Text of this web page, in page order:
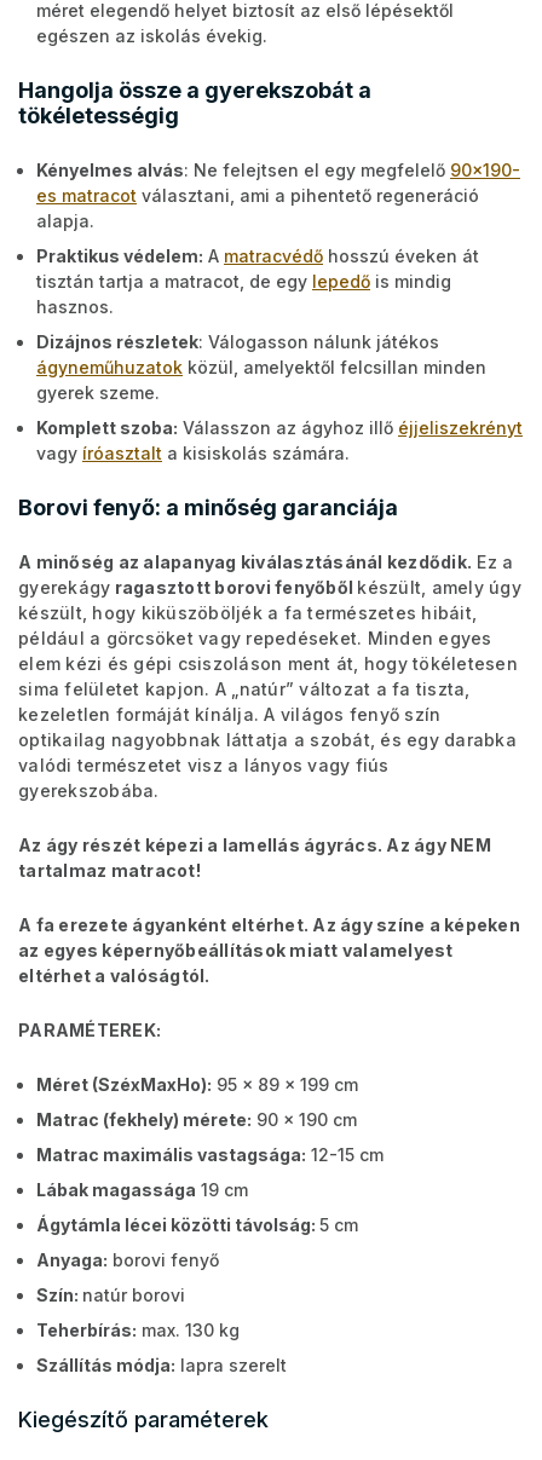
méret elegendő helyet biztosít az első lépésektől
egészen az iskolás évekig.
Hangolja össze a gyerekszobát a
tökéletességig
Kényelmes alvás: Ne felejtsen el egy megfelelő 90x190-
es matracot választani, ami a pihentető regeneráció
alapja.
Praktikus védelem: A matracvédő hosszú éveken át
tisztán tartja a matracot, de egy lepedő is mindig
hasznos.
Dizájnos részletek: Válogasson nálunk játékos
ágyneműhuzatok közül, amelyektől felcsillan minden
gyerek szeme.
Komplett szoba: Válasszon az ágyhoz illő éjjeliszekrényt
vagy íróasztalt a kisiskolás számára.
Borovi fenyő: a minőség garanciája
A minőség az alapanyag kiválasztásánál kezdődik. Ez a
gyerekágy ragasztott borovi fenyőből készült, amely úgy
készült, hogy kiküszöböljék a fa természetes hibáit,
például a görcsöket vagy repedéseket. Minden egyes
elem kézi és gépi csiszoláson ment át, hogy tökéletesen
sima felületet kapjon. A „natúr” változat a fa tiszta,
kezeletlen formáját kínálja. A világos fenyő szín
optikailag nagyobbnak láttatja a szobát, és egy darabka
valódi természetet visz a lányos vagy fiús
gyerekszobába.
Az ágy részét képezi a lamellás ágyrács. Az ágy NEM
tartalmaz matracot!
A fa erezete ágyanként eltérhet. Az ágy színe a képeken
az egyes képernyőbeállítások miatt valamelyest
eltérhet a valóságtól.
PARAMÉTEREK:
Méret (SzéxMaxHo): 95 x 89 x 199 cm
Matrac (fekhely) mérete: 90 x 190 cm
Matrac maximális vastagsága: 12-15 cm
Lábak magassága 19 cm
Ágytámla lécei közötti távolság: 5 cm
Anyaga: borovi fenyő
Szín: natúr borovi
Teherbírás: max. 130 kg
Szállítás módja: lapra szerelt
Kiegészítő paraméterek